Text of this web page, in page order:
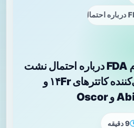
هشدار زودهنگام FDA درباره احتمال نشت
در شیت معرفی‌کننده کاتترهای ۱۴Fr و
9 دقیقه